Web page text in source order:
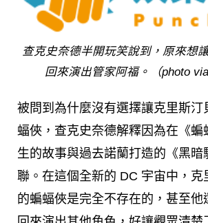
查克史奈德半開玩笑說到，原來想
回來演出管家阿福。（photo via
被問到為什麼沒有選擇讓克里斯汀
蝠俠，查克史奈德解釋因為在《蝙
生的故事與過去諾蘭打造的《黑暗
聯。在這個全新的 DC 宇宙中，克
的蝙蝠俠是完全不存在的，甚至他